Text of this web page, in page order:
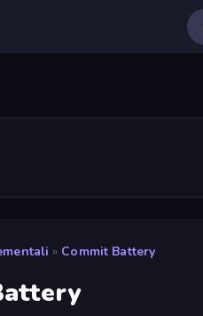
» Commit Battery